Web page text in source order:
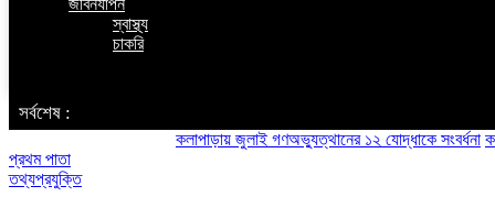
জীবনযাপন
স্বাস্থ্য
চাকরি
‌ সর্বশেষ :
কলাপাড়ায় জুলাই গণঅভ্যুত্থানের ১২ যোদ্ধাকে সংবর্ধনা
প্রথম পাতা
তথ্যপ্রযুক্তি